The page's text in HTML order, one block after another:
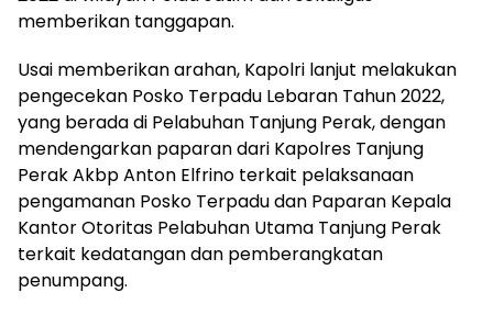
memberikan tanggapan.
Usai memberikan arahan, Kapolri lanjut melakukan
pengecekan Posko Terpadu Lebaran Tahun 2022,
yang berada di Pelabuhan Tanjung Perak, dengan
mendengarkan paparan dari Kapolres Tanjung
Perak Akbp Anton Elfrino terkait pelaksanaan
pengamanan Posko Terpadu dan Paparan Kepala
Kantor Otoritas Pelabuhan Utama Tanjung Perak
terkait kedatangan dan pemberangkatan
penumpang.